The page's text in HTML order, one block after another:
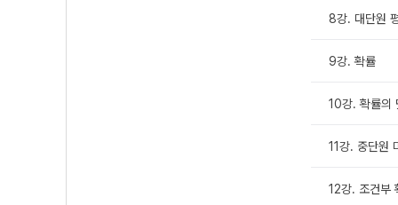
8강. 대단원
9강. 확률
10강. 확률의
11강. 중단원
12강. 조건부